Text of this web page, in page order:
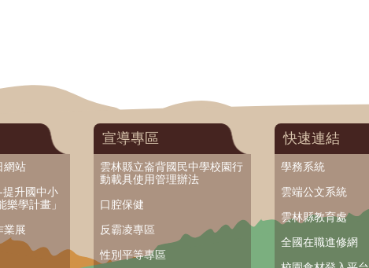
網站
提升國中小
樂學計畫」
業展
宣導專區
雲林縣立崙背國民中學校園行
動載具使用管理辦法
口腔保健
反霸凌專區
性別平等專區
快速連結
學務系統
雲端公文系統
雲林縣教育處
全國在職進修網